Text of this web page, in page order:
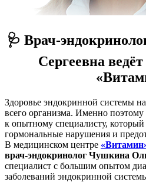
🩺 Врач-
Сергеевна
Здоровье эндокринной системы
всего организма. Именно
к опытному специалисту,
гормональные нарушения и
В медицинском центре
врач-эндокринолог Чушкина
специалист с большим опытом
заболеваний эндокринной